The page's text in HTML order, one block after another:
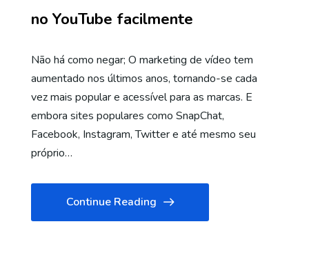
no YouTube facilmente
Não há como negar; O marketing de vídeo tem
aumentado nos últimos anos, tornando-se cada
vez mais popular e acessível para as marcas. E
embora sites populares como SnapChat,
Facebook, Instagram, Twitter e até mesmo seu
próprio…
Continue Reading